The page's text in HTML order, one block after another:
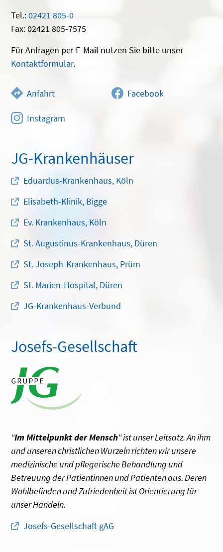
Tel.:02421 805-0
Fax: 02421 805-7575
Für Anfragen per E-Mail nutzen Sie bitte unser
Kontaktformular.
Anfahrt Facebook
Instagram
JG-Krankenhäuser
Eduardus-Krankenhaus, Köln
Elisabeth-Klinik, Bigge
Ev. Krankenhaus, Köln
St. Augustinus-Krankenhaus, Düren
St. Joseph-Krankenhaus, Prüm
St. Marien-Hospital, Düren
JG-Krankenhaus-Verbund
Josefs-Gesellschaft
"Im Mittelpunkt der Mensch" ist unser Leitsatz. An ihm
und unseren christlichen Wurzeln richten wir unsere
medizinische und pflegerische Behandlung und
Betreuung der Patientinnen und Patienten aus. Deren
Wohlbefinden und Zufriedenheit ist Orientierung für
unser Handeln.
Josefs-Gesellschaft gAG